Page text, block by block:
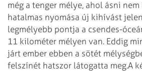
még a tenger mélye, ahol ásni
hatalmas nyomása új kihívást
legmélyebb pontja a csendes-
11 kilométer mélyen van. Eddig
járt ember ebben a sötét
felszínét hatszor látogatta meg.A